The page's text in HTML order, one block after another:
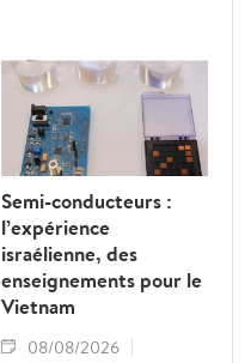
Semi-conducteurs :
l’expérience
israélienne, des
enseignements pour le
Vietnam
08/08/2026